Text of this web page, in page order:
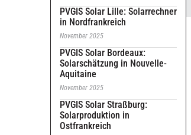
PVGIS Solar Lille: Solarrechner
in Nordfrankreich
November 2025
PVGIS Solar Bordeaux:
Solarschätzung in Nouvelle-
Aquitaine
November 2025
PVGIS Solar Straßburg:
Solarproduktion in
Ostfrankreich